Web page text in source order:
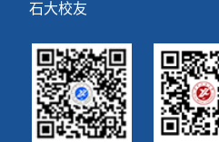
石大校友